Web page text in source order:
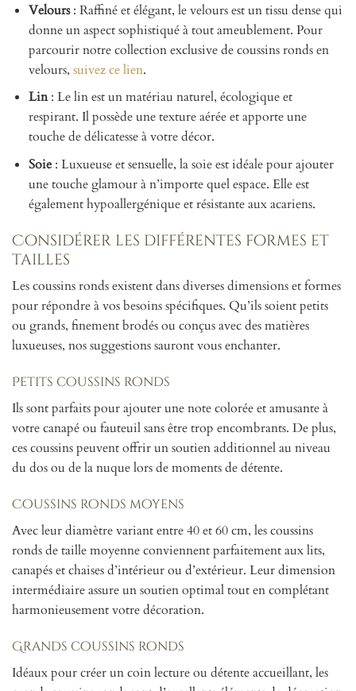
Velours: Raffiné et élégant, le velours est un tissu dense qui
donne un aspect sophistiqué à tout ameublement. Pour
parcourir notre collection exclusive de coussins ronds en
velours, suivez ce lien.
Lin: Le lin est un matériau naturel, écologique et
respirant. Il possède une texture aérée et apporte une
touche de délicatesse à votre décor.
Soie: Luxueuse et sensuelle, la soie est idéale pour ajouter
une touche glamour à n’importe quel espace. Elle est
également hypoallergénique et résistante aux acariens.
Considérer les différentes formes et
tailles
Les coussins ronds existent dans diverses dimensions et formes
pour répondre à vos besoins spécifiques. Qu’ils soient petits
ou grands, finement brodés ou conçus avec des matières
luxueuses, nos suggestions sauront vous enchanter.
Petits coussins ronds
Ils sont parfaits pour ajouter une note colorée et amusante à
votre canapé ou fauteuil sans être trop encombrants. De plus,
ces coussins peuvent offrir un soutien additionnel au niveau
du dos ou de la nuque lors de moments de détente.
Coussins ronds moyens
Avec leur diamètre variant entre 40 et 60 cm, les coussins
ronds de taille moyenne conviennent parfaitement aux lits,
canapés et chaises d’intérieur ou d’extérieur. Leur dimension
intermédiaire assure un soutien optimal tout en complétant
harmonieusement votre décoration.
Grands coussins ronds
Idéaux pour créer un coin lecture ou détente accueillant, les